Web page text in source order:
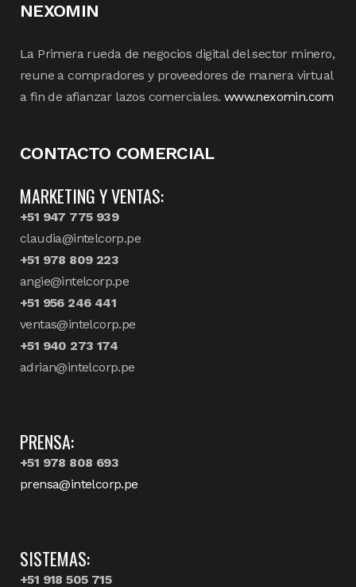
NEXOMIN
La Primera rueda de negocios digital del sector minero,
reune a compradores y proveedores de manera virtual
a fin de afianzar lazos comerciales. www.nexomin.com
CONTACTO COMERCIAL
MARKETING Y VENTAS:
+51 947 775 939
claudia@intelcorp.pe
+51 978 809 223
angie@intelcorp.pe
+51 956 246 441
ventas@intelcorp.pe
+51 940 273 174
adrian@intelcorp.pe
PRENSA:
+51 978 808 693
prensa@intelcorp.pe
SISTEMAS:
+51 918 505 715